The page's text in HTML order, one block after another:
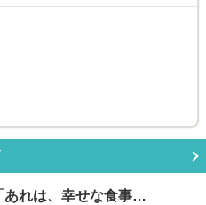
あれは、幸せな食事…